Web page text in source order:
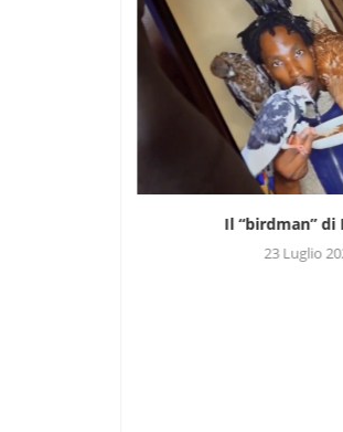
Il “birdman” di
23 Luglio